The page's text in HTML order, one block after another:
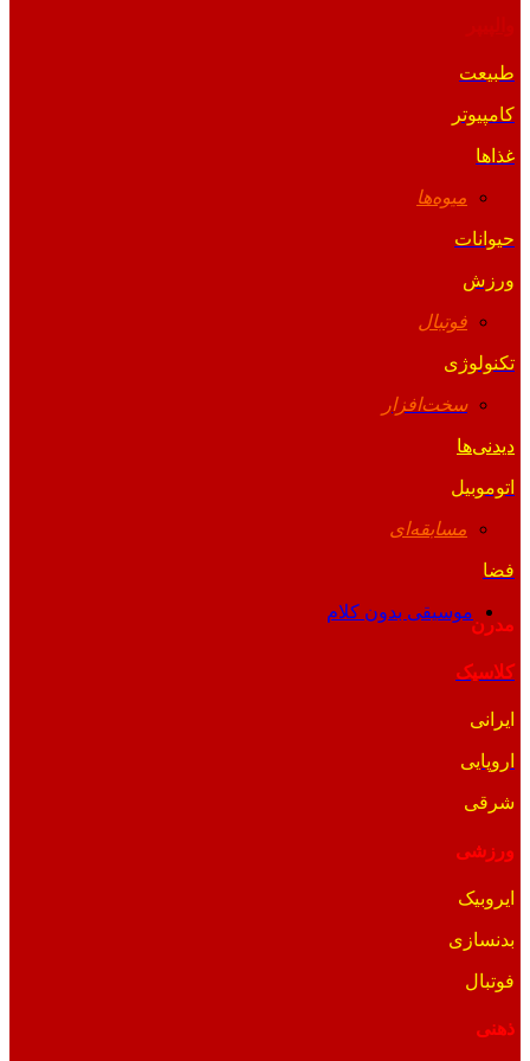
طبیعت
کامپیوتر
غذاها
میوه‌ها
حیوانات
ورزش
فوتبال
تکنولوژی
سخت‌افزار
دیدنی‌ها
اتوموبیل
مسابقه‌ای
فضا
موسیقی بدون کلام
مدرن
کلاسیک
ایرانی
اروپایی
شرقی
ورزشی
ایروبیک
بدنسازی
فوتبال
ذهنی